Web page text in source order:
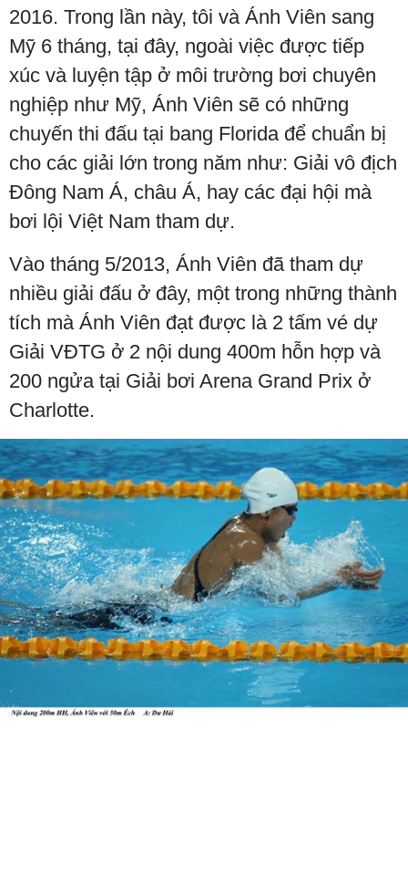
2016. Trong lần này, tôi và Ánh Viên sang
Mỹ 6 tháng, tại đây, ngoài việc được tiếp
xúc và luyện tập ở môi trường bơi chuyên
nghiệp như Mỹ, Ánh Viên sẽ có những
chuyến thi đấu tại bang Florida để chuẩn bị
cho các giải lớn trong năm như: Giải vô địch
Đông Nam Á, châu Á, hay các đại hội mà
bơi lội Việt Nam tham dự.
Vào tháng 5/2013, Ánh Viên đã tham dự
nhiều giải đấu ở đây, một trong những thành
tích mà Ánh Viên đạt được là 2 tấm vé dự
Giải VĐTG ở 2 nội dung 400m hỗn hợp và
200 ngửa tại Giải bơi Arena Grand Prix ở
Charlotte.